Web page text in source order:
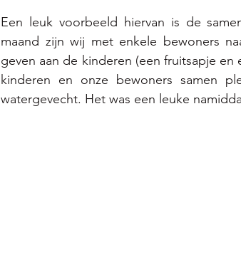
Een leuk voorbeeld hiervan is de
maand zijn wij met enkele bewoners
geven aan de kinderen (een fruitsapje
kinderen en onze bewoners samen
watergevecht. Het was een leuke